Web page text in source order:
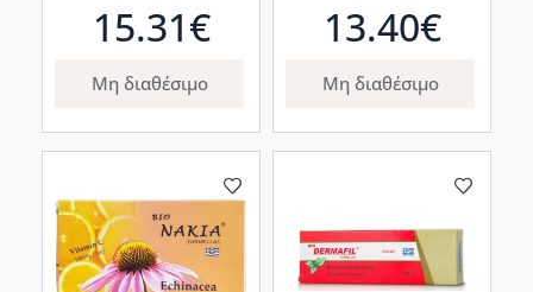
15.31€
Μη διαθέσιμο
13.40€
Μη διαθέσιμο